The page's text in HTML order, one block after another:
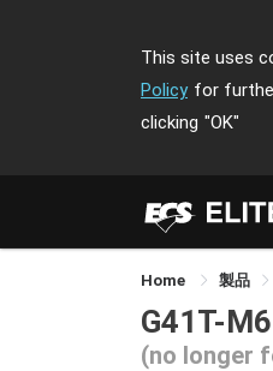
This site uses
Policy for
clicking "OK"
Home 製品
G41T-
(no longer